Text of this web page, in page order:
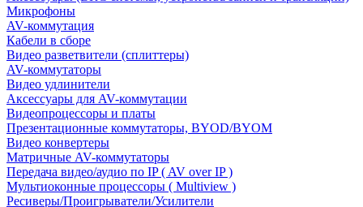
Микрофоны
AV-коммутация
Кабели в сборе
Видео разветвители (сплиттеры)
AV-коммутаторы
Видео удлинители
Аксессуары для AV-коммутации
Видеопроцессоры и платы
Презентационные коммутаторы, BYOD/BYOM
Видео конвертеры
Матричные AV-коммутаторы
Передача видео/аудио по IP ( AV over IP )
Мультиоконные процессоры ( Multiview )
Ресиверы/Проигрыватели/Усилители